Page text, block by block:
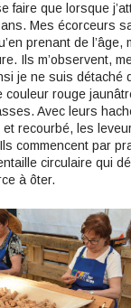
faire que lorsque
Mes écorceurs
prenant de l’âge,
Ils m’observent,
je ne suis détaché
couleur rouge
Avec leurs
et recourbé, les
commencent par
circulaire qui
à ôter.